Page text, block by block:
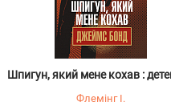
Шпигун, який мене кохав :
Флемінг І.